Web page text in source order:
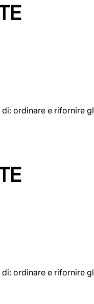
ordinare e
ordinare e